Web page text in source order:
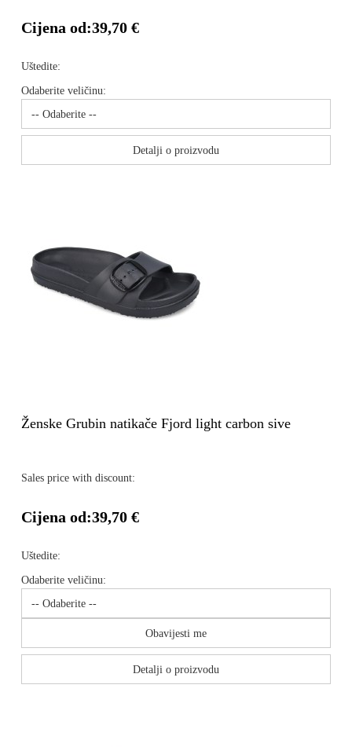
Cijena od:39,70 €
Uštedite:
Odaberite veličinu:
Detalji o proizvodu
Ženske Grubin natikače Fjord light carbon sive
Sales price with discount:
Cijena od:39,70 €
Uštedite:
Odaberite veličinu:
Obavijesti me
Detalji o proizvodu